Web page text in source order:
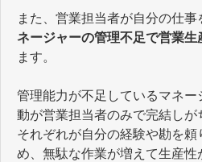
また、営業担当者が自分の仕事
ネージャーの管理不足で営業生
ます。
管理能力が不足しているマネ
動が営業担当者のみで完結し
それぞれが自分の経験や勘を頼
め、無駄な作業が増えて生産性